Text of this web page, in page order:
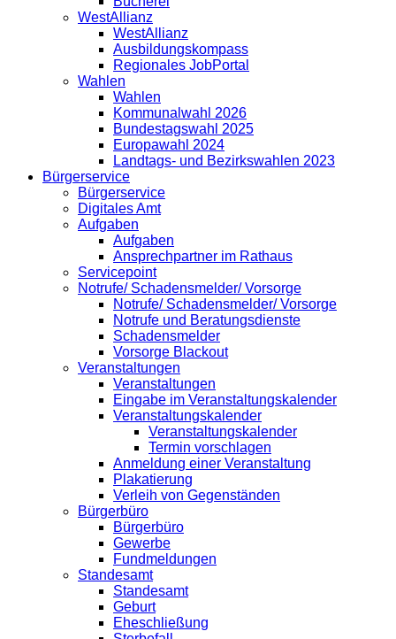
WestAllianz
WestAllianz
Ausbildungskompass
Regionales JobPortal
Wahlen
Wahlen
Kommunalwahl 2026
Bundestagswahl 2025
Europawahl 2024
Landtags- und Bezirkswahlen 2023
Bürgerservice
Bürgerservice
Digitales Amt
Aufgaben
Aufgaben
Ansprechpartner im Rathaus
Servicepoint
Notrufe/ Schadensmelder/ Vorsorge
Notrufe/ Schadensmelder/ Vorsorge
Notrufe und Beratungsdienste
Schadensmelder
Vorsorge Blackout
Veranstaltungen
Veranstaltungen
Eingabe im Veranstaltungskalender
Veranstaltungskalender
Veranstaltungskalender
Termin vorschlagen
Anmeldung einer Veranstaltung
Plakatierung
Verleih von Gegenständen
Bürgerbüro
Bürgerbüro
Gewerbe
Fundmeldungen
Standesamt
Standesamt
Geburt
Eheschließung